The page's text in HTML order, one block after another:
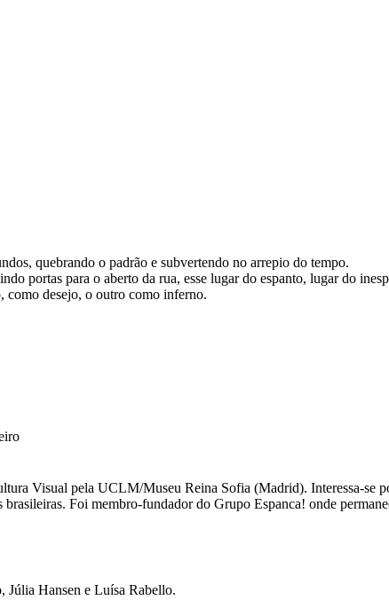
quebrando o padrão e subvertendo no arrepio do tempo.
portas para o aberto da rua, esse lugar do espanto, lugar do
como desejo, o outro como inferno.
Visual pela UCLM/Museu Reina Sofia (Madrid). Interessa-se
Foi membro-fundador do Grupo Espanca! onde
Hansen e Luísa Rabello.